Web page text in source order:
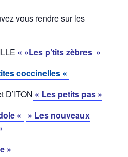
vous rendre sur les
« »Les p’tits zèbres »
coccinelles «
D’ITON « Les petits pas »
«
» Les nouveaux
»